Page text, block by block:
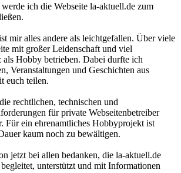
ich die Webseite la-aktuell.de zum
mir alles andere als leichtgefallen. Über viele
mit großer Leidenschaft und viel
als Hobby betrieben. Dabei durfte ich
Veranstaltungen und Geschichten aus
euch teilen.
rechtlichen, technischen und
für private Webseitenbetreiber
Für ein ehrenamtliches Hobbyprojekt ist
kaum noch zu bewältigen.
jetzt bei allen bedanken, die la-aktuell.de
unterstützt und mit Informationen